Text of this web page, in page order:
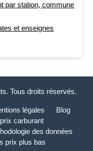
par station, commune
et enseignes
Tous droits réservés.
légales
Blog
carburant
des données
prix plus bas